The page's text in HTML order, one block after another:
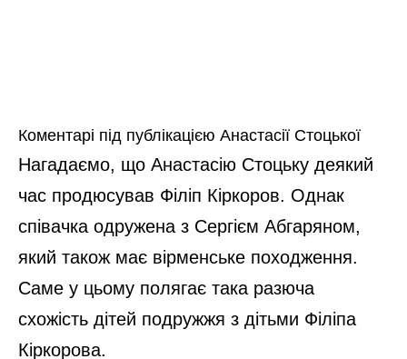
Коментарі під публікацією Анастасії Стоцької
Нагадаємо, що Анастасію Стоцьку деякий
час продюсував Філіп Кіркоров. Однак
співачка одружена з Сергієм Абгаряном,
який також має вірменське походження.
Саме у цьому полягає така разюча
схожість дітей подружжя з дітьми Філіпа
Кіркорова.